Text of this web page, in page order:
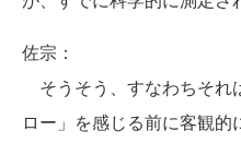
佐宗：
そうそう、すなわちそれ
ロー」を感じる前に客観